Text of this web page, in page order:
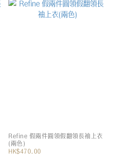
Refine 假兩件圓領假翻領長袖上衣
(兩色)
HK$470.00